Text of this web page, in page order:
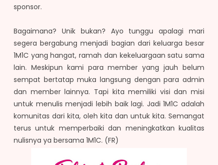
sponsor.
Bagaimana? Unik bukan? Ayo tunggu apalagi mari
segera bergabung menjadi bagian dari keluarga besar
1M1C yang hangat, ramah dan kekeluargaan satu sama
lain. Meskipun kami para member yang jauh belum
sempat bertatap muka langsung dengan para admin
dan member lainnya. Tapi kita memiliki visi dan misi
untuk menulis menjadi lebih baik lagi. Jadi 1M1C adalah
komunitas dari kita, oleh kita dan untuk kita. Semangat
terus untuk memperbaiki dan meningkatkan kualitas
nulisnya ya bersama 1M1C. (FR)